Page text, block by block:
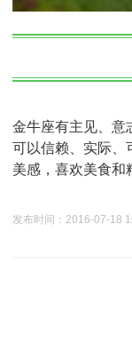
金牛座有主见、意
可以信赖、实际、
美感，喜欢美食和
发布时间：2016-07-18